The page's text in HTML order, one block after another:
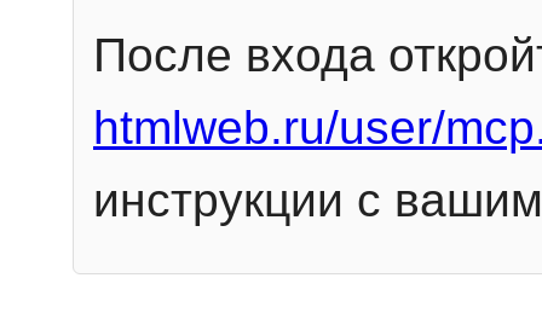
После входа
htmlweb.ru/user/
инструкции с